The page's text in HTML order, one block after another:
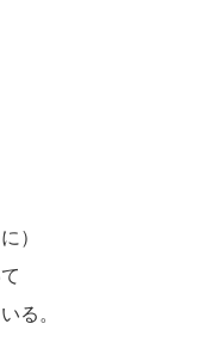
）
る。